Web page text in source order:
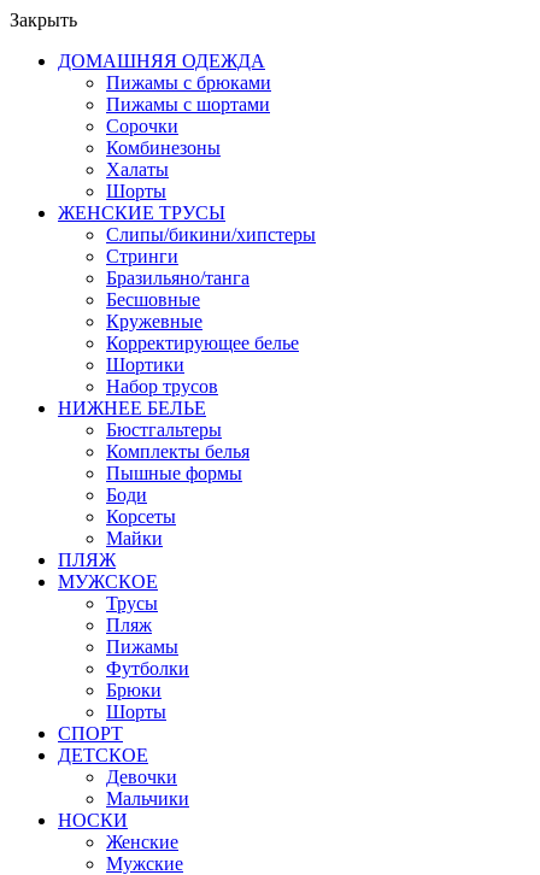
Закрыть
ДОМАШНЯЯ ОДЕЖДА
Пижамы с брюками
Пижамы с шортами
Сорочки
Комбинезоны
Халаты
Шорты
ЖЕНСКИЕ ТРУСЫ
Слипы/бикини/хипстеры
Стринги
Бразильяно/танга
Бесшовные
Кружевные
Корректирующее белье
Шортики
Набор трусов
НИЖНЕЕ БЕЛЬЕ
Бюстгальтеры
Комплекты белья
Пышные формы
Боди
Корсеты
Майки
ПЛЯЖ
МУЖСКОЕ
Трусы
Пляж
Пижамы
Футболки
Брюки
Шорты
СПОРТ
ДЕТСКОЕ
Девочки
Мальчики
НОСКИ
Женские
Мужские